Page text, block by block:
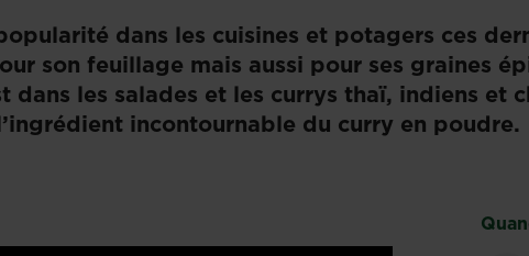
dans les cuisines et potagers ces
son feuillage mais aussi pour ses graines
dans les salades et les currys thaï, indiens et
incontournable du curry en poudre.